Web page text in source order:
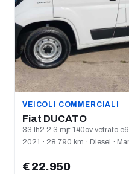
VEICOLI COMMERCIALI
Fiat DUCATO
33 lh2 2.3 mjt 140cv vetrato
2021 · 28.790 km · Diesel ·
€ 22.950